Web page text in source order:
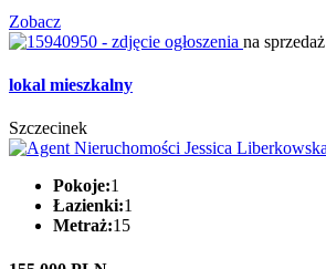
Zobacz
na sprzedaż
lokal mieszkalny
Szczecinek
Pokoje:1
Łazienki:1
Metraż:15